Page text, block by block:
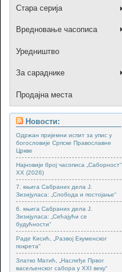
Стара серија
Вредновање часописа
Уредништво
За сараднике
Продајна места
Новости:
Одржан пријемни испит за упис у
богословије Српске Православне
Цркве
Најновији број часописа „Саборност“
XX (2026)
7. књига Сабраних дела Ј.
Зизијуласа: „Слобода и постојање“
6. књига Сабраних дела Ј.
Зизијуласа: „Сећајући се
будућности“
Раде Кисић, „Развој Екуменског
покрета“
Златко Матић, „Наслеђе Првог
васељенског сабора у XXI веку“